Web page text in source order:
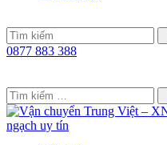
0877 883 388